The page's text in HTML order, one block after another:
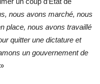
nous avons marché, nous
place, nous avons travaillé
quitter une dictature et
un gouvernement de
»